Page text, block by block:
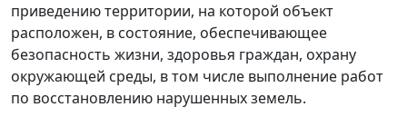
приведению территории, на которой объект
расположен, в состояние, обеспечивающее
безопасность жизни, здоровья граждан, охрану
окружающей среды, в том числе выполнение работ
по восстановлению нарушенных земель.